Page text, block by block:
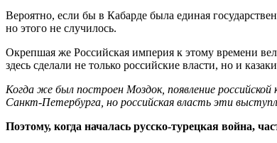
Вероятно, если бы в Кабарде была единая
но этого не случилось.
Окрепшая же Российская империя к этому времени
здесь сделали не только российские власти, но и
Когда же был построен Моздок, появление
Санкт-Петербурга, но российская власть эти
Поэтому, когда началась русско-турецкая война,